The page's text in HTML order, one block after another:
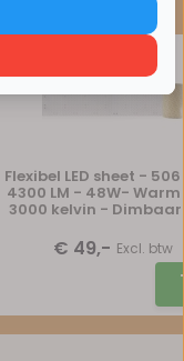
Flexibel LED sheet - 506
4300 LM - 48W-
3000 kelvin -
Koppelbaar LED
€ 49,- Excl. btw